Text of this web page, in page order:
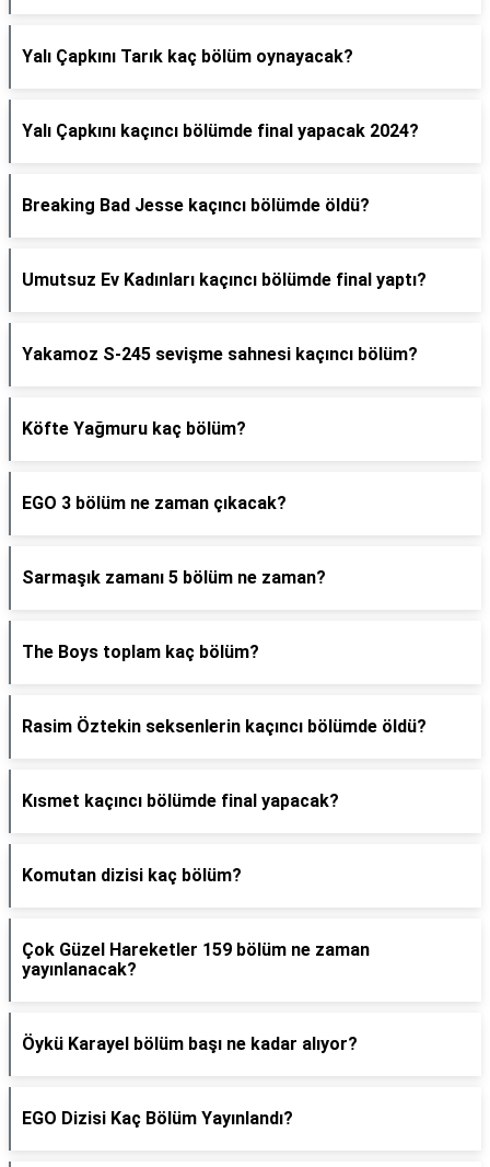
Yalı Çapkını Tarık kaç bölüm oynayacak?
Yalı Çapkını kaçıncı bölümde final yapacak 2024?
Breaking Bad Jesse kaçıncı bölümde öldü?
Umutsuz Ev Kadınları kaçıncı bölümde final yaptı?
Yakamoz S-245 sevişme sahnesi kaçıncı bölüm?
Köfte Yağmuru kaç bölüm?
EGO 3 bölüm ne zaman çıkacak?
Sarmaşık zamanı 5 bölüm ne zaman?
The Boys toplam kaç bölüm?
Rasim Öztekin seksenlerin kaçıncı bölümde öldü?
Kısmet kaçıncı bölümde final yapacak?
Komutan dizisi kaç bölüm?
Çok Güzel Hareketler 159 bölüm ne zaman
yayınlanacak?
Öykü Karayel bölüm başı ne kadar alıyor?
EGO Dizisi Kaç Bölüm Yayınlandı?